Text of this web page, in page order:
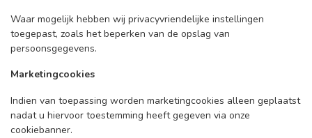
Waar mogelijk hebben wij privacyvriendelijke instellingen
toegepast, zoals het beperken van de opslag van
persoonsgegevens.
Marketingcookies
Indien van toepassing worden marketingcookies alleen geplaatst
nadat u hiervoor toestemming heeft gegeven via onze
cookiebanner.